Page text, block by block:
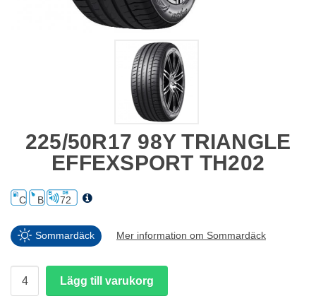
225/50R17 98Y TRIANGLE
EFFEXSPORT TH202
C B 72
Sommardäck Mer information om Sommardäck